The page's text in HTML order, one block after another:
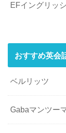
EFイングリッ
おすすめ英会
ベルリッツ
Gabaマンツー